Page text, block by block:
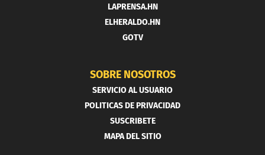
LAPRENSA.HN
ELHERALDO.HN
GOTV
SOBRE NOSOTROS
SERVICIO AL USUARIO
POLITICAS DE PRIVACIDAD
SUSCRIBETE
MAPA DEL SITIO